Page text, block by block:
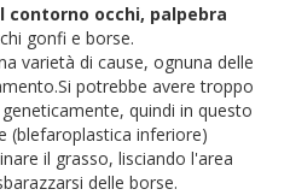
occhi, palpebra
gonfi e borse.
varietà di cause, ognuna delle
Si potrebbe avere troppo
quindi in questo
(blefaroplastica inferiore)
il grasso, lisciando l'area
delle borse.